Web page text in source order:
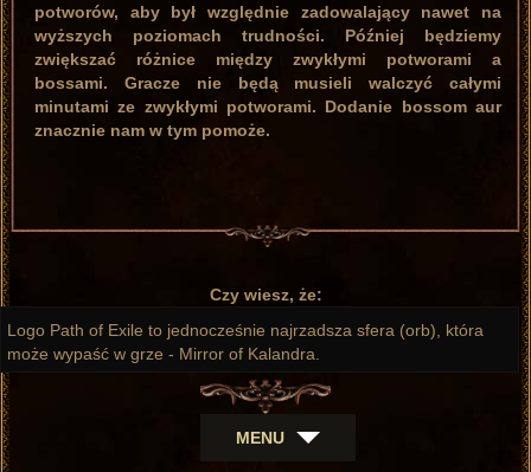
potworów, aby był względnie zadowalający nawet na
wyższych poziomach trudności. Później będziemy
zwiększać różnice między zwykłymi potworami a
bossami. Gracze nie będą musieli walczyć całymi
minutami ze zwykłymi potworami. Dodanie bossom aur
znacznie nam w tym pomoże.
Czy wiesz, że:
Logo Path of Exile to jednocześnie najrzadsza sfera (orb), która
może wypaść w grze - Mirror of Kalandra.
MENU